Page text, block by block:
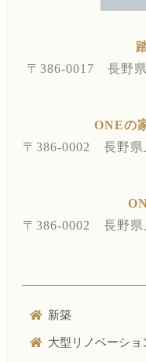
〒386-0017 長野
ONEの
〒386-0002 長野県
〒386-0002 長野県
新築
大型リノベーショ